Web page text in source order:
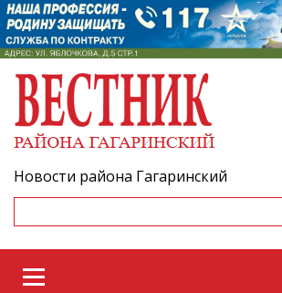
Новости района Гагаринский